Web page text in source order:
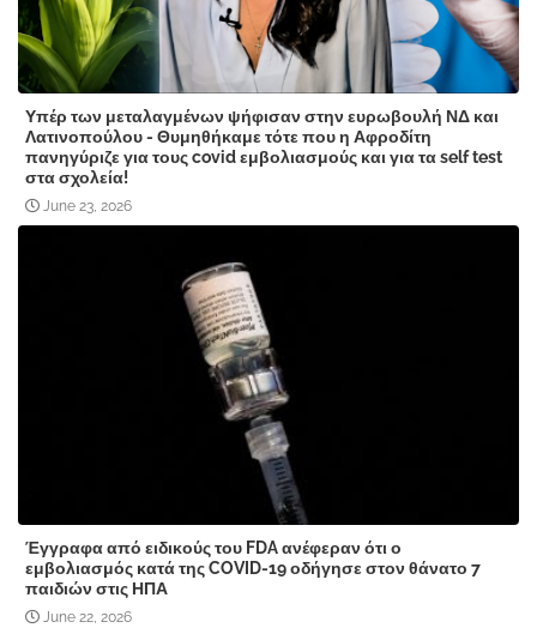
Υπέρ των μεταλαγμένων ψήφισαν στην ευρωβουλή ΝΔ και
Λατινοπούλου - Θυμηθήκαμε τότε που η Αφροδίτη
πανηγύριζε για τους covid εμβολιασμούς και για τα self test
στα σχολεία!
June 23, 2026
Έγγραφα από ειδικούς του FDA ανέφεραν ότι ο
εμβολιασμός κατά της COVID-19 οδήγησε στον θάνατο 7
παιδιών στις ΗΠΑ
June 22, 2026